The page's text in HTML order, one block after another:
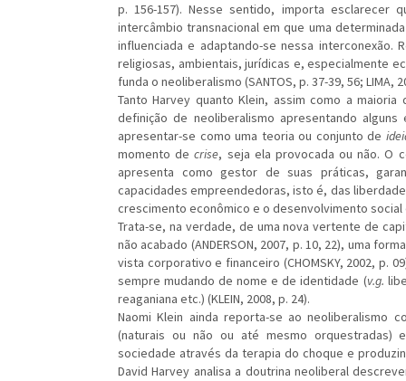
p. 156-157). Nesse sentido, importa
intercâmbio transnacional em que uma
influenciada e adaptando-se nessa
religiosas, ambientais, jurídicas e, especialmente
funda o neoliberalismo (SANTOS, p. 37-39, 56; LIMA,
Tanto Harvey quanto Klein, assim como a
definição de neoliberalismo apresentando
apresentar-se como uma teoria ou conjunto de
momento decrise, seja ela provocada ou não. O
apresenta como gestor de suas práticas,
capacidades empreendedoras, isto é, das
crescimento econômico e o desenvolvimento social
Trata-se, na verdade, de uma nova vertente de
não acabado (ANDERSON, 2007, p. 10, 22), uma
vista corporativo e financeiro (CHOMSKY, 2002, p.
sempre mudando de nome e de identidade (v.g.
reaganiana etc.) (KLEIN, 2008, p. 24).
Naomi Klein ainda reporta-se ao neoliberalismo
(naturais ou não ou até mesmo orquestradas)
sociedade através da terapia do choque e
David Harvey analisa a doutrina neoliberal